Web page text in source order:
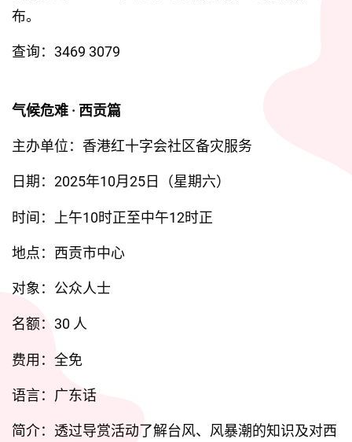
布。
查询：3469 3079
气候危难 · 西贡篇
主办单位：香港红十字会社区备灾服务
日期：2025年10月25日（星期六）
时间：上午10时正至中午12时正
地点：西贡市中心
对象：公众人士
名额：30 人
费用：全免
语言：广东话
简介：透过导赏活动了解台风、风暴潮的知识及对西